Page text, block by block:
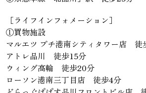
［ライフインフォメーション］
①買物施設
マルエツ プチ港南シティタワー店 徒
アトレ品川 徒歩15分
ウィング高輪 徒歩20分
ローソン港南三丁目店 徒歩4分